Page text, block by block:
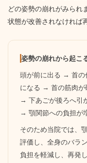
どの姿勢の崩れがみられ
状態が改善されなければ
姿勢の崩れから起こ
頭が前に出る → 首の
になる → 首の筋肉が
→ 下あごが後ろへ引
→ 顎関節への負担が
そのため当院では、
評価し、全身のバラ
負担を軽減し、再発